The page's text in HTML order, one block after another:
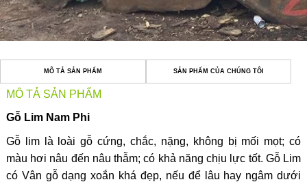
MÔ TẢ SẢN PHẨM SẢN PHẨM CỦA CHÚNG TÔI
MÔ TẢ SẢN PHẨM
Gỗ Lim Nam Phi
Gỗ lim là loài gỗ cứng, chắc, nặng, không bị mối mọt; có
màu hơi nâu đến nâu thẫm; có khả năng chịu lực tốt. Gỗ Lim
có Vân gỗ dạng xoắn khá đẹp, nếu để lâu hay ngâm dưới